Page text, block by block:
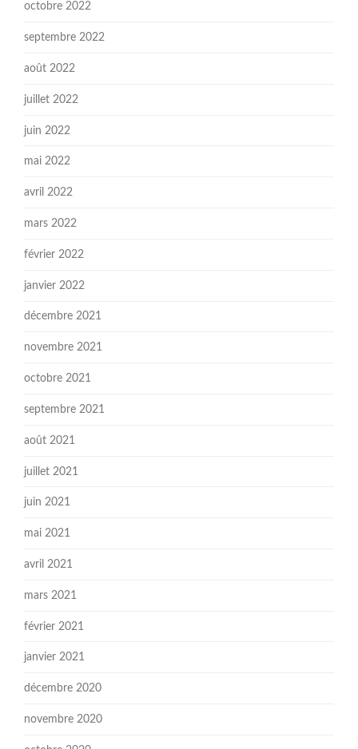
octobre 2022
septembre 2022
août 2022
juillet 2022
juin 2022
mai 2022
avril 2022
mars 2022
février 2022
janvier 2022
décembre 2021
novembre 2021
octobre 2021
septembre 2021
août 2021
juillet 2021
juin 2021
mai 2021
avril 2021
mars 2021
février 2021
janvier 2021
décembre 2020
novembre 2020